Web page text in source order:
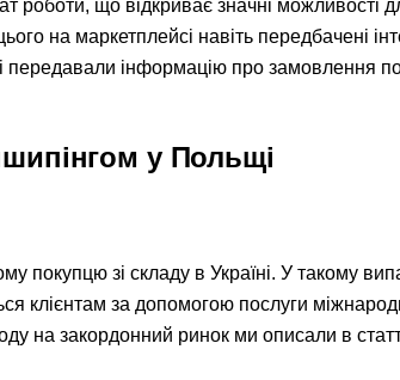
що відкриває значні можливості
на маркетплейсі навіть передбачені
інформацію про замовлення
у Польщі
покупцю зі складу в Україні. У такому
клієнтам за допомогою послуги
на закордонний ринок ми описали в